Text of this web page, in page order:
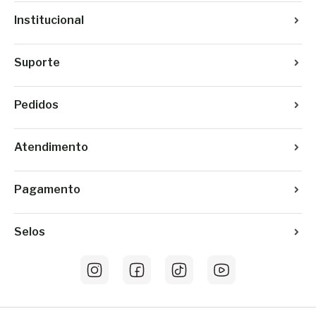
Institucional
Suporte
Pedidos
Atendimento
Pagamento
Selos